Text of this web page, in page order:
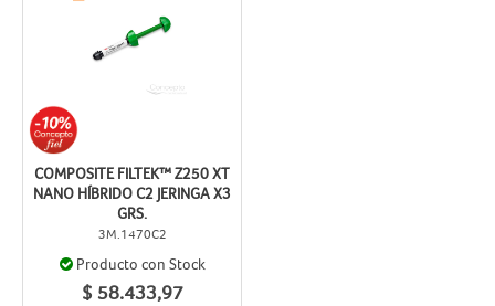
COMPOSITE FILTEK™ Z250 XT
NANO HÍBRIDO C2 JERINGA X3
GRS.
3M.1470C2
Producto con Stock
$ 58.433,97